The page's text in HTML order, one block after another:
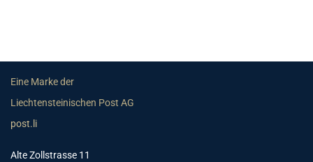
Eine Marke der
Liechtensteinischen Post AG
post.li
Alte Zollstrasse 11